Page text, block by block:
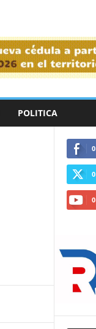
POLITICA
0
0
0